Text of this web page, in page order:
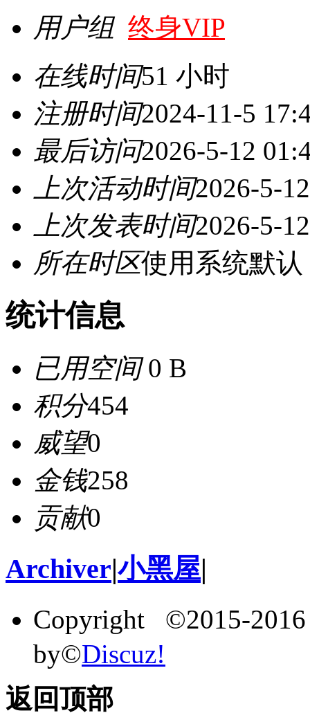
用户组 终身VIP
在线时间51 小时
注册时间2024-11-5
最后访问2026-5-12
上次活动时间2026-5-
上次发表时间2026-5-
所在时区使用系统默认
统计信息
已用空间0 B
积分454
威望0
金钱258
贡献0
Archiver|小黑屋|
Copyright ©2015-
by©Discuz!
返回顶部